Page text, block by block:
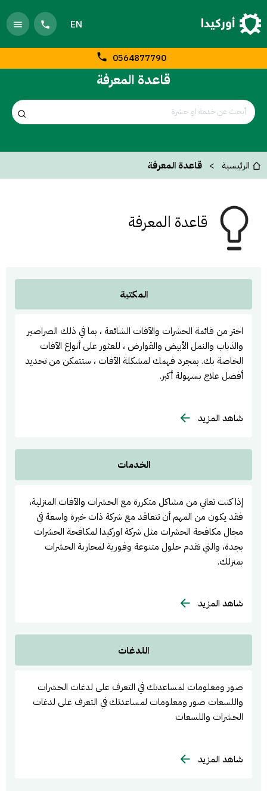
EN
0564877790
قاعدة المعرفة
الرئيسية قاعدة المعرفة
قاعدة المعرفة
المكتبة
اختر من قائمة الحشرات والآفات الشائعة ، بما في ذلك الصراصير
والذباب والنمل الأبيض والقوارض ، للعثور على أنواع الآفات
الخاصة بك. بمجرد فهمك لمشكلة الآفات ، ستتمكن من تحديد
أفضل علاج بسهولة أكبر.
شاهد المزيد
الخدمات
إذا كنت تعاني من مشاكل متكررة مع الحشرات والآفات المنزلية،
فقد يكون من المهم أن تتعاقد مع شركة ذات خبرة واسعة في
مجال مكافحة الحشرات مثل شركة اوركيدا لمكافحة الحشرات
بجدة، والتي تقدم حلول متنوعة وفورية لمحاربة الحشرات
بمنزلك.
شاهد المزيد
اللدغات
صور ومعلومات لمساعدتك في التعرف على لدغات الحشرات
واللسعات صور ومعلومات لمساعدتك في التعرف على لدغات
الحشرات واللسعات
شاهد المزيد